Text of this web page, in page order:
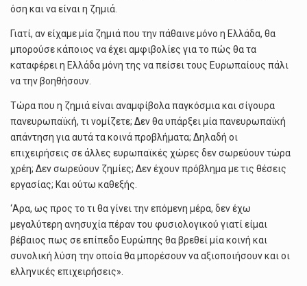
όση και να είναι η ζημιά.
Γιατί, αν είχαμε μία ζημιά που την πάθαινε μόνο η Ελλάδα, θα
μπορούσε κάποιος να έχει αμφιβολίες για το πώς θα τα
καταφέρει η Ελλάδα μόνη της να πείσει τους Ευρωπαίους πάλι
να την βοηθήσουν.
Τώρα που η ζημιά είναι αναμφίβολα παγκόσμια και σίγουρα
πανευρωπαϊκή, τι νομίζετε; Δεν θα υπάρξει μία πανευρωπαϊκή
απάντηση για αυτά τα κοινά προβλήματα; Δηλαδή οι
επιχειρήσεις σε άλλες ευρωπαϊκές χώρες δεν σωρεύουν τώρα
χρέη; Δεν σωρεύουν ζημίες; Δεν έχουν πρόβλημα με τις θέσεις
εργασίας; Και ούτω καθεξής.
‘Αρα, ως προς το τι θα γίνει την επόμενη μέρα, δεν έχω
μεγαλύτερη ανησυχία πέραν του φυσιολογικού γιατί είμαι
βέβαιος πως σε επίπεδο Ευρώπης θα βρεθεί μία κοινή και
συνολική λύση την οποία θα μπορέσουν να αξιοποιήσουν και οι
ελληνικές επιχειρήσεις».